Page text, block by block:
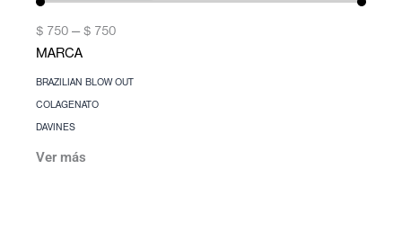
$ 750 —$ 750
MARCA
BRAZILIAN BLOW OUT
COLAGENATO
DAVINES
Ver más